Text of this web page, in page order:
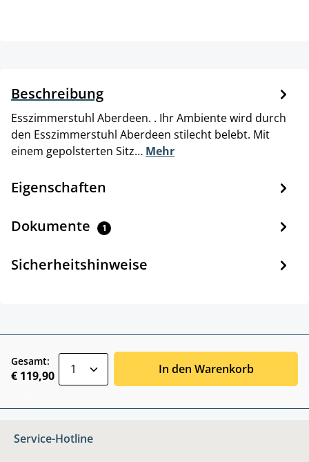
Beschreibung
Esszimmerstuhl Aberdeen. . Ihr Ambiente wird durch
den Esszimmerstuhl Aberdeen stilecht belebt. Mit
einem gepolsterten Sitz… Mehr
Eigenschaften
Dokumente 1
Sicherheitshinweise
Gesamt:
€ 119,90 In den Warenkorb
Service-Hotline